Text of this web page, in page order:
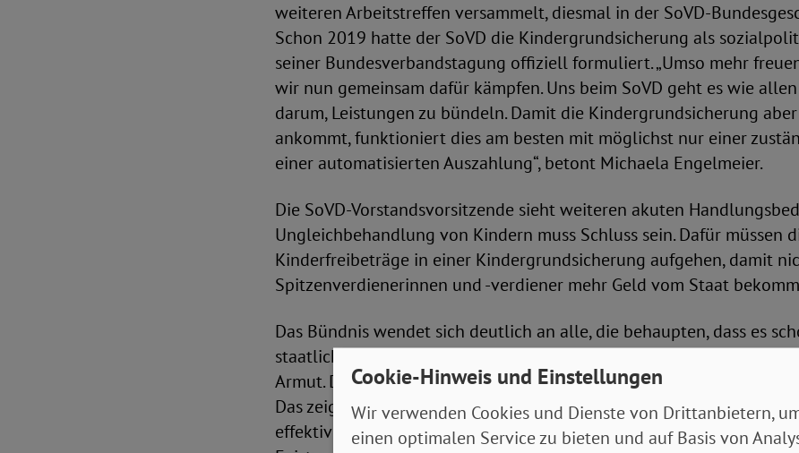
weiteren Arbeitstreffen versammelt, diesmal in der SoVD-
Schon 2019 hatte der SoVD die Kindergrundsicherung als
seiner Bundesverbandstagung offiziell formuliert. „Umso mehr
wir nun gemeinsam dafür kämpfen. Uns beim SoVD geht es wie
darum, Leistungen zu bündeln. Damit die Kindergrundsicherung
ankommt, funktioniert dies am besten mit möglichst nur einer
einer automatisierten Auszahlung“, betont Michaela Engelmeier.
Die SoVD-Vorstandsvorsitzende sieht weiteren akuten
Ungleichbehandlung von Kindern muss Schluss sein. Dafür müssen
Kinderfreibeträge in einer Kindergrundsicherung aufgehen, damit
Spitzenverdienerinnen und -verdiener mehr Geld vom Staat
Das Bündnis wendet sich deutlich an alle, die behaupten, dass es
staatliche Unterstützungsmaßnahmen gebe. „20 Prozent aller
Armut. Das sollte doch allen Kritikern klar machen, dass der Fehler
Das zeigt auch deutlich, dass die Leistungen nicht ausreichen. Um
effektiv bekämpfen zu können, müssen wir also dringend das
Cookie-Hinweis und Einstellungen
Wir verwenden Cookies und Dienste von Drittanbietern,
einen optimalen Service zu bieten und auf Basis von